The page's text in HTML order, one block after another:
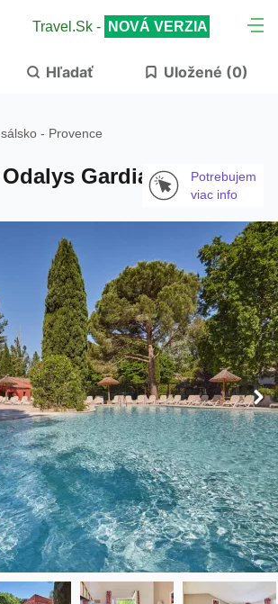
Travel.Sk - NOVÁ VERZIA
Hľadať Uložené (0)
- Provence
Gardians
Potrebujem
viac info